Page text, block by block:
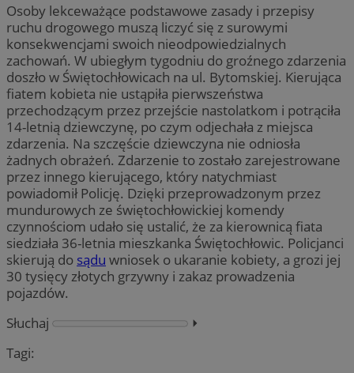
Osoby lekceważące podstawowe zasady i przepisy
ruchu drogowego muszą liczyć się z surowymi
konsekwencjami swoich nieodpowiedzialnych
zachowań. W ubiegłym tygodniu do groźnego zdarzenia
doszło w Świętochłowicach na ul. Bytomskiej. Kierująca
fiatem kobieta nie ustąpiła pierwszeństwa
przechodzącym przez przejście nastolatkom i potrąciła
14-letnią dziewczynę, po czym odjechała z miejsca
zdarzenia. Na szczęście dziewczyna nie odniosła
żadnych obrażeń. Zdarzenie to zostało zarejestrowane
przez innego kierującego, który natychmiast
powiadomił Policję. Dzięki przeprowadzonym przez
mundurowych ze świętochłowickiej komendy
czynnościom udało się ustalić, że za kierownicą fiata
siedziała 36-letnia mieszkanka Świętochłowic. Policjanci
skierują do sądu wniosek o ukaranie kobiety, a grozi jej
30 tysięcy złotych grzywny i zakaz prowadzenia
pojazdów.
Słuchaj
⏵︎
Tagi: